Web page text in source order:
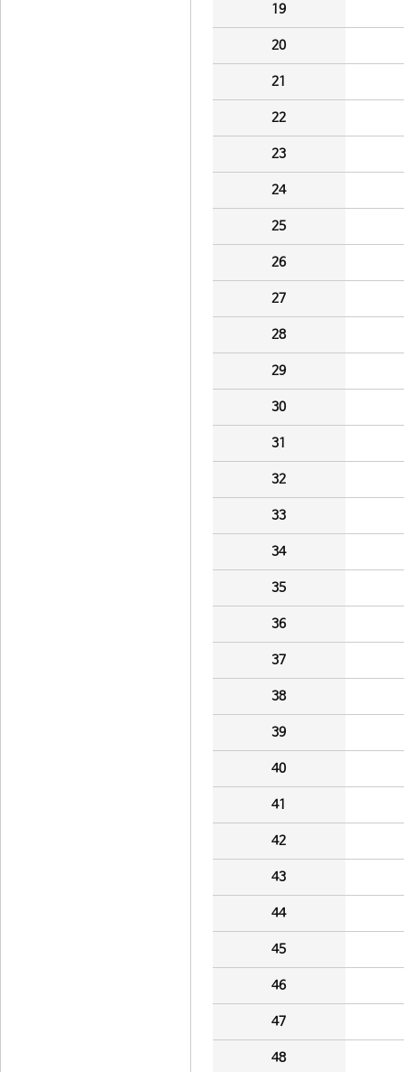
19
20
21
22
23
24
25
26
27
28
29
30
31
32
33
34
35
36
37
38
39
40
41
42
43
44
45
46
47
48